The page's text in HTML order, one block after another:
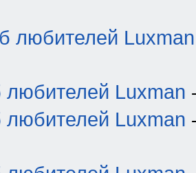
любителей Luxman
любителей Luxman
любителей Luxman